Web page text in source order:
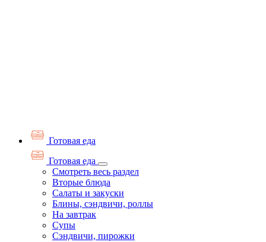
Готовая еда
Готовая еда
Смотреть весь раздел
Вторые блюда
Салаты и закуски
Блины, сэндвичи, роллы
На завтрак
Супы
Сэндвичи, пирожки